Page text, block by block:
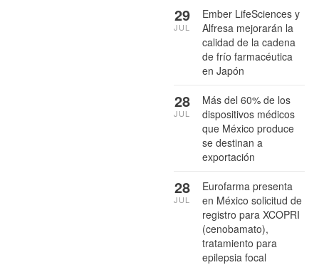
Ember LifeSciences y
Alfresa mejorarán la
calidad de la cadena
de frío farmacéutica
en Japón
29
JUL
Más del 60% de los
dispositivos médicos
que México produce
se destinan a
exportación
28
JUL
Eurofarma presenta
en México solicitud de
registro para XCOPRI
(cenobamato),
tratamiento para
epilepsia focal
28
JUL